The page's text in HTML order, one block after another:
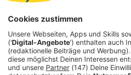
kritisieren das Sparpaket. Der
Bundesrats hat empfohlen, den